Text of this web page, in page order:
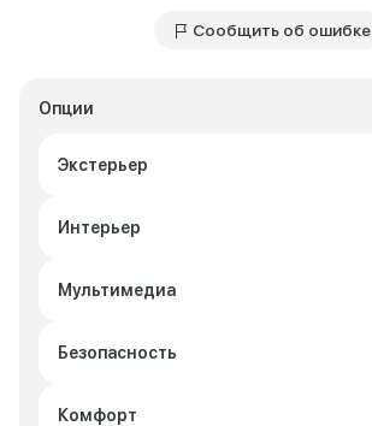
Опции
Экстерьер
Интерьер
Мультимедиа
Безопасность
Комфорт
Сообщить об ошибке